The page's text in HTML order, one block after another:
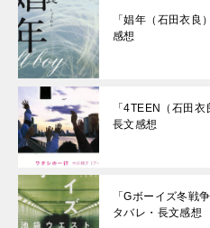
「娼年（石田衣良
感想
「4TEEN（石田
長文感想
「Gボーイズ冬戦
タバレ・長文感想